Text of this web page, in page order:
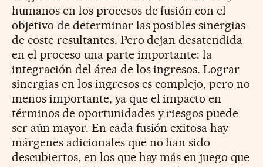
humanos en los procesos de fusión con el
objetivo de determinar las posibles sinergias
de coste resultantes. Pero dejan desatendida
en el proceso una parte importante: la
integración del área de los ingresos. Lograr
sinergias en los ingresos es complejo, pero no
menos importante, ya que el impacto en
términos de oportunidades y riesgos puede
ser aún mayor. En cada fusión exitosa hay
márgenes adicionales que no han sido
descubiertos, en los que hay más en juego que